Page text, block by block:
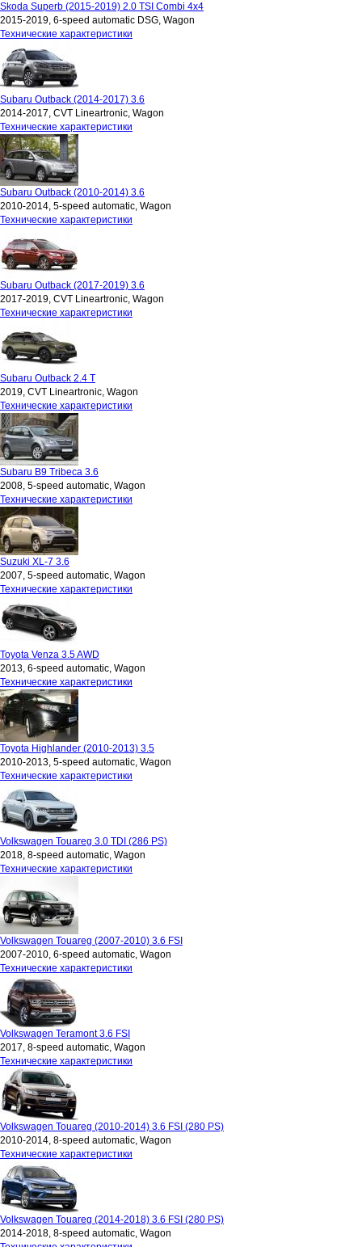
Skoda Superb (2015-2019) 2.0 TSI Combi 4x4
2015-2019, 6-speed automatic DSG, Wagon
Технические характеристики
Subaru Outback (2014-2017) 3.6
2014-2017, CVT Lineartronic, Wagon
Технические характеристики
Subaru Outback (2010-2014) 3.6
2010-2014, 5-speed automatic, Wagon
Технические характеристики
Subaru Outback (2017-2019) 3.6
2017-2019, CVT Lineartronic, Wagon
Технические характеристики
Subaru Outback 2.4 T
2019, CVT Lineartronic, Wagon
Технические характеристики
Subaru B9 Tribeca 3.6
2008, 5-speed automatic, Wagon
Технические характеристики
Suzuki XL-7 3.6
2007, 5-speed automatic, Wagon
Технические характеристики
Toyota Venza 3.5 AWD
2013, 6-speed automatic, Wagon
Технические характеристики
Toyota Highlander (2010-2013) 3.5
2010-2013, 5-speed automatic, Wagon
Технические характеристики
Volkswagen Touareg 3.0 TDI (286 PS)
2018, 8-speed automatic, Wagon
Технические характеристики
Volkswagen Touareg (2007-2010) 3.6 FSI
2007-2010, 6-speed automatic, Wagon
Технические характеристики
Volkswagen Teramont 3.6 FSI
2017, 8-speed automatic, Wagon
Технические характеристики
Volkswagen Touareg (2010-2014) 3.6 FSI (280 PS)
2010-2014, 8-speed automatic, Wagon
Технические характеристики
Volkswagen Touareg (2014-2018) 3.6 FSI (280 PS)
2014-2018, 8-speed automatic, Wagon